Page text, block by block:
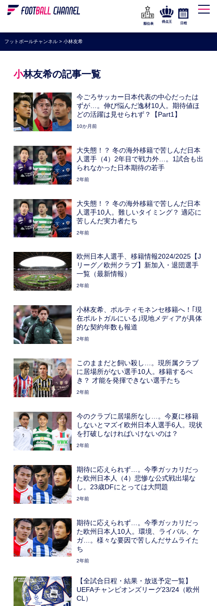
WEリーグ
海外サッカー
プレミアリーグ
ラ・リーガ
ブンデスリーガ
UEFA
高校サッカー
動画
順位表
得点王 日程
フットボールチャンネル> 小林友希
小林友希の記事一覧
今ごろサッカー日本代表の中心だったは
ずが…。伸び悩んだ逸材10人。期待値ほ
どの活躍は見せられず？【Part1】
10か月前
大失態！？ 冬の海外移籍で苦しんだ日本
人選手（4）2年目で戦力外…。1試合も出
られなかった日本期待の若手
2年前
大失態！？ 冬の海外移籍で苦しんだ日本
人選手10人。難しいタイミング？ 適応に
苦しんだ実力者たち
2年前
欧州日本人選手、移籍情報2024/2025【J
リーグ／欧州クラブ】新加入・退団選手
一覧（最新情報）
2年前
小林友希、ポルティモネンセ移籍へ！｢現
在ポルトガルにいる｣現地メディアが具体
的な契約年数も報道
2年前
このままだと飼い殺し…。現所属クラブ
に居場所がない選手10人。移籍するべ
き？ 才能を発揮できない選手たち
2年前
今のクラブに居場所なし…。今夏に移籍
しないとマズイ欧州日本人選手6人。現状
を打破しなければいけないのは？
2年前
期待に応えられず…。今季ガッカリだっ
た欧州日本人（4）悲惨な公式戦出場な
し。23歳DFにとっては大問題
2年前
期待に応えられず…。今季ガッカリだっ
た欧州日本人10人。環境、ライバル、ケ
ガ…。様々な要因で苦しんだサムライた
ち
2年前
【全試合日程・結果・放送予定一覧】
UEFAチャンピオンズリーグ23/24（欧州
CL）